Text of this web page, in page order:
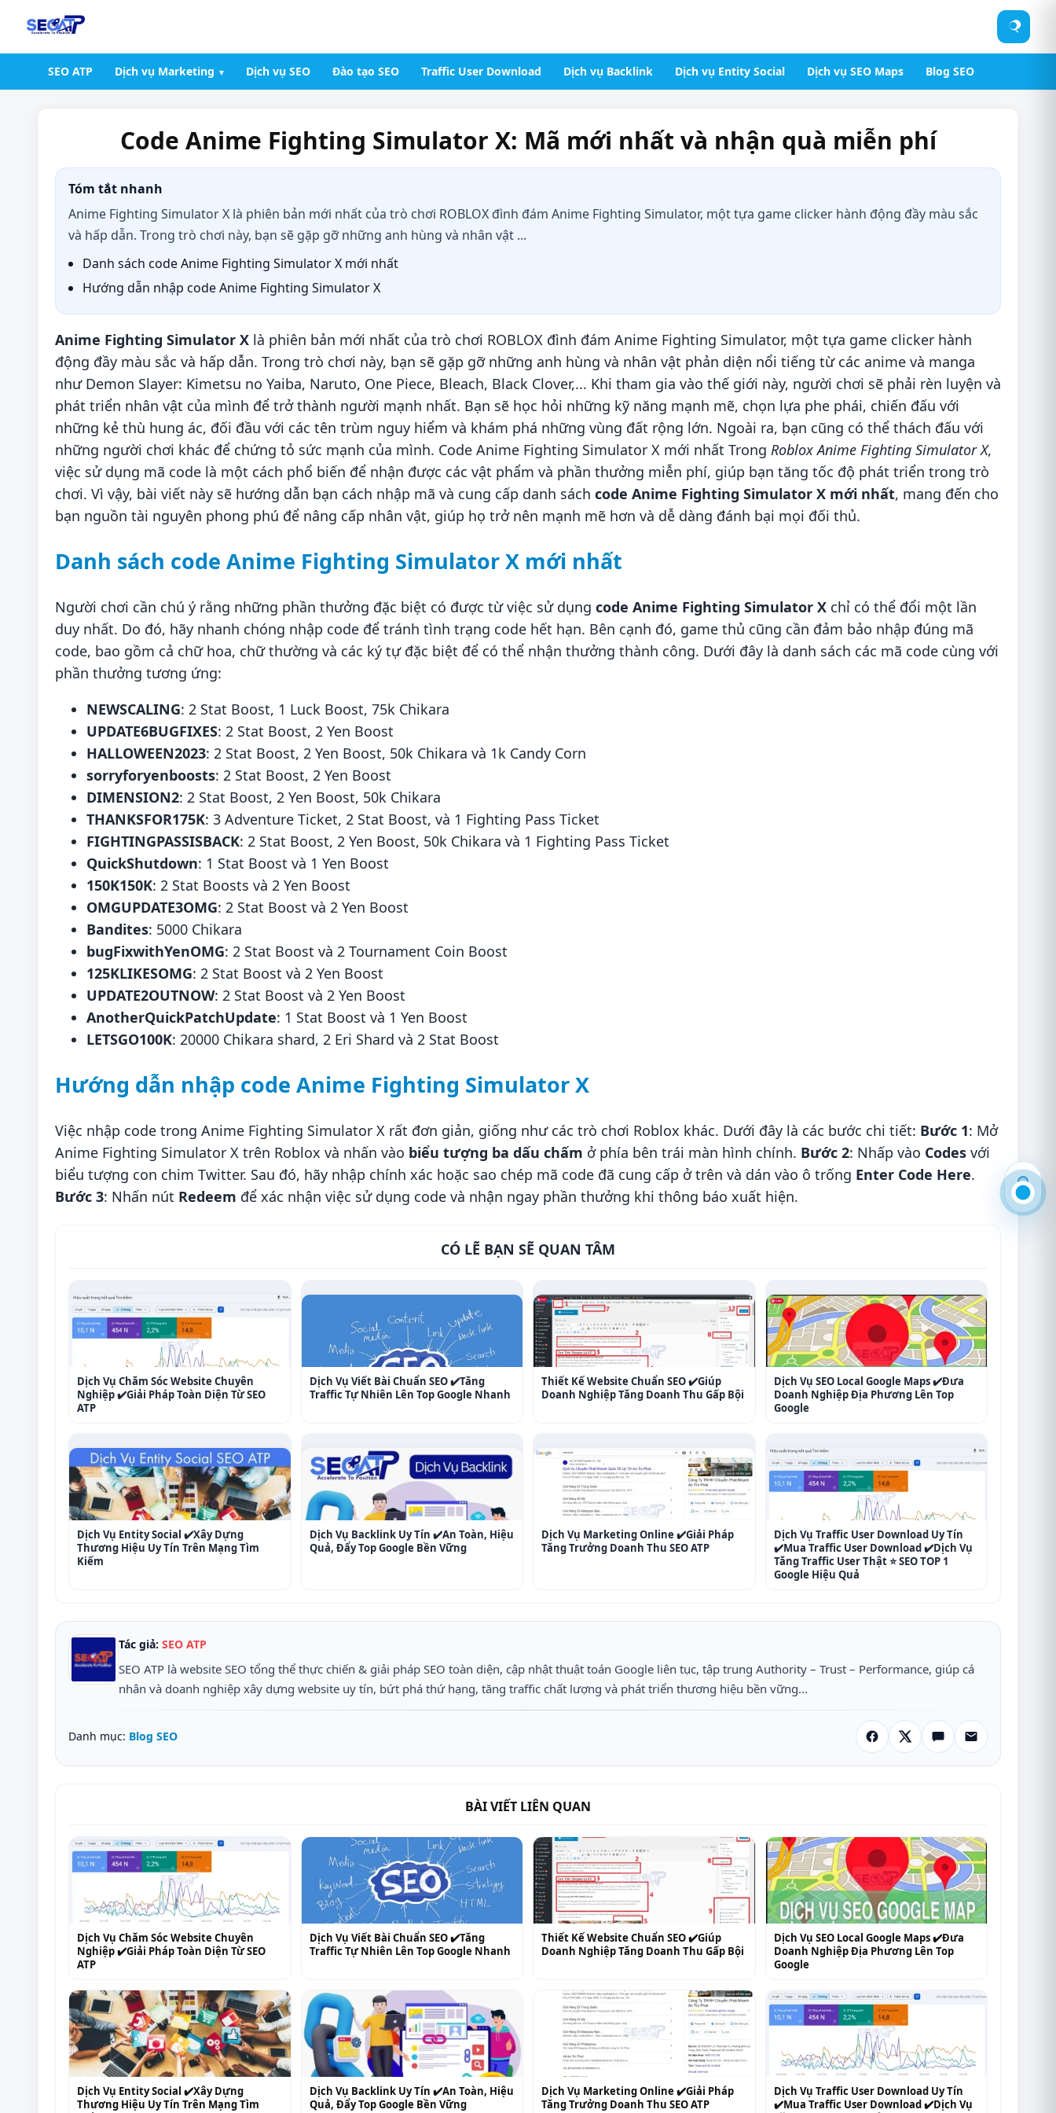
Tìm
kiếm
SEO ATP Dịch vụ Marketing Dịch vụ SEO Đào tạo SEO Traffic User Download Dịch vụ Backlink Dịch vụ Entity Social Dịch vụ SEO Maps Blog SEO
Code Anime Fighting Simulator X: Mã mới nhất và nhận quà miễn phí
Tóm tắt nhanh
Anime Fighting Simulator X là phiên bản mới nhất của trò chơi ROBLOX đình đám Anime Fighting Simulator, một tựa game clicker hành động đầy màu sắc
và hấp dẫn. Trong trò chơi này, bạn sẽ gặp gỡ những anh hùng và nhân vật ...
Danh sách code Anime Fighting Simulator X mới nhất
Hướng dẫn nhập code Anime Fighting Simulator X
Anime Fighting Simulator X là phiên bản mới nhất của trò chơi ROBLOX đình đám Anime Fighting Simulator, một tựa game clicker hành
động đầy màu sắc và hấp dẫn. Trong trò chơi này, bạn sẽ gặp gỡ những anh hùng và nhân vật phản diện nổi tiếng từ các anime và manga
như Demon Slayer: Kimetsu no Yaiba, Naruto, One Piece, Bleach, Black Clover,... Khi tham gia vào thế giới này, người chơi sẽ phải rèn luyện và
phát triển nhân vật của mình để trở thành người mạnh nhất. Bạn sẽ học hỏi những kỹ năng mạnh mẽ, chọn lựa phe phái, chiến đấu với
những kẻ thù hung ác, đối đầu với các tên trùm nguy hiểm và khám phá những vùng đất rộng lớn. Ngoài ra, bạn cũng có thể thách đấu với
những người chơi khác để chứng tỏ sức mạnh của mình. Code Anime Fighting Simulator X mới nhất Trong Roblox Anime Fighting Simulator X,
việc sử dụng mã code là một cách phổ biến để nhận được các vật phẩm và phần thưởng miễn phí, giúp bạn tăng tốc độ phát triển trong trò
chơi. Vì vậy, bài viết này sẽ hướng dẫn bạn cách nhập mã và cung cấp danh sách code Anime Fighting Simulator X mới nhất, mang đến cho
bạn nguồn tài nguyên phong phú để nâng cấp nhân vật, giúp họ trở nên mạnh mẽ hơn và dễ dàng đánh bại mọi đối thủ.
Danh sách code Anime Fighting Simulator X mới nhất
Người chơi cần chú ý rằng những phần thưởng đặc biệt có được từ việc sử dụng code Anime Fighting Simulator X chỉ có thể đổi một lần
duy nhất. Do đó, hãy nhanh chóng nhập code để tránh tình trạng code hết hạn. Bên cạnh đó, game thủ cũng cần đảm bảo nhập đúng mã
code, bao gồm cả chữ hoa, chữ thường và các ký tự đặc biệt để có thể nhận thưởng thành công. Dưới đây là danh sách các mã code cùng với
phần thưởng tương ứng:
NEWSCALING: 2 Stat Boost, 1 Luck Boost, 75k Chikara
UPDATE6BUGFIXES: 2 Stat Boost, 2 Yen Boost
HALLOWEEN2023: 2 Stat Boost, 2 Yen Boost, 50k Chikara và 1k Candy Corn
sorryforyenboosts: 2 Stat Boost, 2 Yen Boost
DIMENSION2: 2 Stat Boost, 2 Yen Boost, 50k Chikara
THANKSFOR175K: 3 Adventure Ticket, 2 Stat Boost, và 1 Fighting Pass Ticket
FIGHTINGPASSISBACK: 2 Stat Boost, 2 Yen Boost, 50k Chikara và 1 Fighting Pass Ticket
QuickShutdown: 1 Stat Boost và 1 Yen Boost
150K150K: 2 Stat Boosts và 2 Yen Boost
OMGUPDATE3OMG: 2 Stat Boost và 2 Yen Boost
Bandites: 5000 Chikara
bugFixwithYenOMG: 2 Stat Boost và 2 Tournament Coin Boost
125KLIKESOMG: 2 Stat Boost và 2 Yen Boost
UPDATE2OUTNOW: 2 Stat Boost và 2 Yen Boost
AnotherQuickPatchUpdate: 1 Stat Boost và 1 Yen Boost
LETSGO100K: 20000 Chikara shard, 2 Eri Shard và 2 Stat Boost
Hướng dẫn nhập code Anime Fighting Simulator X
Việc nhập code trong Anime Fighting Simulator X rất đơn giản, giống như các trò chơi Roblox khác. Dưới đây là các bước chi tiết: Bước 1: Mở
Anime Fighting Simulator X trên Roblox và nhấn vào biểu tượng ba dấu chấm ở phía bên trái màn hình chính. Bước 2: Nhấp vào Codes với
biểu tượng con chim Twitter. Sau đó, hãy nhập chính xác hoặc sao chép mã code đã cung cấp ở trên và dán vào ô trống Enter Code Here.
Bước 3: Nhấn nút Redeem để xác nhận việc sử dụng code và nhận ngay phần thưởng khi thông báo xuất hiện.
CÓ LẼ BẠN SẼ QUAN TÂM
Dịch Vụ Chăm Sóc Website Chuyên
Nghiệp ✔️Giải Pháp Toàn Diện Từ SEO
ATP
Dịch Vụ Viết Bài Chuẩn SEO ✔️Tăng
Traffic Tự Nhiên Lên Top Google Nhanh
Thiết Kế Website Chuẩn SEO ✔️Giúp
Doanh Nghiệp Tăng Doanh Thu Gấp Bội
Dịch Vụ SEO Local Google Maps ✔️Đưa
Doanh Nghiệp Địa Phương Lên Top
Google
Dịch Vụ Entity Social ✔️Xây Dựng
Thương Hiệu Uy Tín Trên Mạng Tìm
Kiếm
Dịch Vụ Backlink Uy Tín ✔️An Toàn, Hiệu
Quả, Đẩy Top Google Bền Vững
Dịch Vụ Marketing Online ✔️Giải Pháp
Tăng Trưởng Doanh Thu SEO ATP
Dịch Vụ Traffic User Download Uy Tín
✔️Mua Traffic User Download ✔️Dịch Vụ
Tăng Traffic User Thật ⭐ SEO TOP 1
Google Hiệu Quả
Tác giả: SEO ATP
SEO ATP là website SEO tổng thể thực chiến & giải pháp SEO toàn diện, cập nhật thuật toán Google liên tục, tập trung Authority – Trust – Performance, giúp cá
nhân và doanh nghiệp xây dựng website uy tín, bứt phá thứ hạng, tăng traffic chất lượng và phát triển thương hiệu bền vững...
Danh mục: Blog SEO
BÀI VIẾT LIÊN QUAN
Dịch Vụ Chăm Sóc Website Chuyên
Nghiệp ✔️Giải Pháp Toàn Diện Từ SEO
ATP
Dịch Vụ Viết Bài Chuẩn SEO ✔️Tăng
Traffic Tự Nhiên Lên Top Google Nhanh
Thiết Kế Website Chuẩn SEO ✔️Giúp
Doanh Nghiệp Tăng Doanh Thu Gấp Bội
Dịch Vụ SEO Local Google Maps ✔️Đưa
Doanh Nghiệp Địa Phương Lên Top
Google
Dịch Vụ Entity Social ✔️Xây Dựng
Thương Hiệu Uy Tín Trên Mạng Tìm
Dịch Vụ Backlink Uy Tín ✔️An Toàn, Hiệu
Quả, Đẩy Top Google Bền Vững
Dịch Vụ Marketing Online ✔️Giải Pháp
Tăng Trưởng Doanh Thu SEO ATP
Dịch Vụ Traffic User Download Uy Tín
✔️Mua Traffic User Download ✔️Dịch Vụ